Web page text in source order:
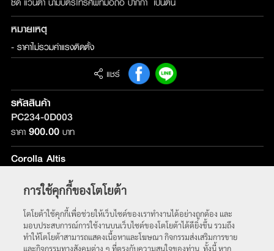
หมายเหตุ
- ราคาไม่รวมค่าแรงติดตั้ง
แชร์
รหัสสินค้า
PC234-0D003
ราคา 900.00บาท
Corolla Altis
หน้าหลัก
การใช้คุกกี้ของโตโยต้า
โตโยต้าใช้คุกกี้เพื่อช่วยให้เว็บไซต์ของเราทำงานได้อย่างถูกต้อง และ
มอบประสบการณ์การใช้งานบนเว็บไซต์ของโตโยต้าได้ดียิ่งขึ้น รวมถึง
ทำให้โตโยต้าสามารถแสดงเนื้อหาและโฆษณา กิจกรรมส่งเสริมการขาย
และกิจกรรมทางสังคมต่าง ๆ ที่ตรงกับความสนใจของท่าน ทั้งนี้ หาก